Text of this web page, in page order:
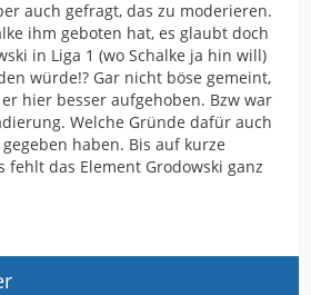
auch gefragt, das zu moderieren.
ihm geboten hat, es glaubt doch
in Liga 1 (wo Schalke ja hin will)
würde!? Gar nicht böse gemeint,
hier besser aufgehoben. Bzw war
Welche Gründe dafür auch
haben. Bis auf kurze
fehlt das Element Grodowski ganz